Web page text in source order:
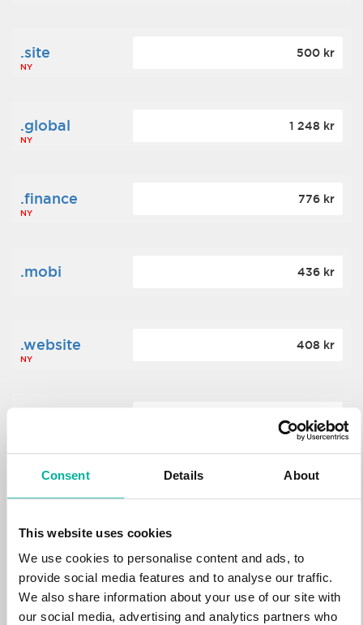
Consent Details About
This website uses cookies
We use cookies to personalise content and ads, to
provide social media features and to analyse our traffic.
We also share information about your use of our site with
our social media, advertising and analytics partners who
.site
NY
500 kr
.global
NY
1 248 kr
.finance
NY
776 kr
.mobi 436 kr
.website
NY
408 kr
472 kr
.tech
NY
700 kr